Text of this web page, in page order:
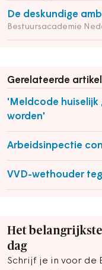
De deskundige
Bestuursacademie
Gerelateerde
'Meldcode huiselijk
worden'
Arbeidsinpectie
VVD-wethouder
Het
dag
Schrijf je in voor de